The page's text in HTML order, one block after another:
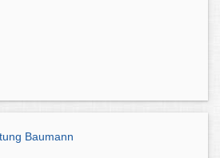
Baumann